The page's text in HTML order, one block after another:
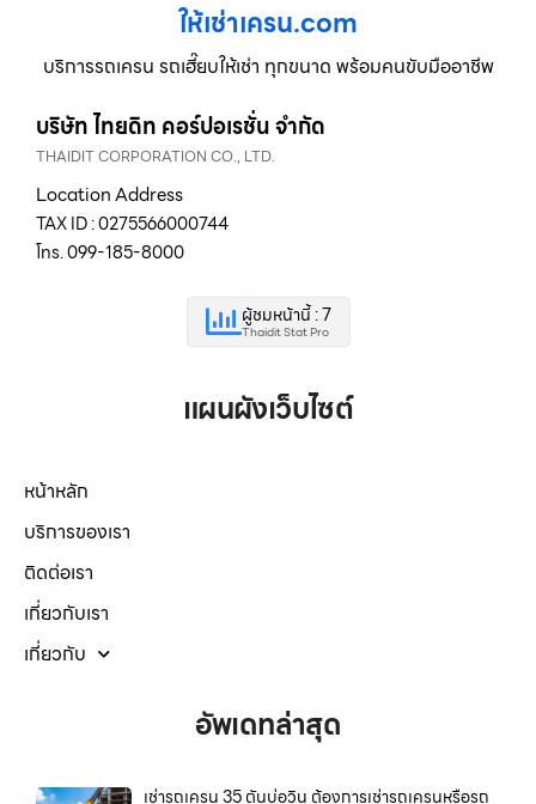
ให้เช่าเครน.com
บริการรถเครน รถเฮี๊ยบให้เช่า ทุกขนาด พร้อมคนขับมืออาชีพ
บริษัท ไทยดิท คอร์ปอเรชั่น จำกัด
THAIDIT CORPORATION CO., LTD.
Location Address
TAX ID : 0275566000744
โทร. 099-185-8000
ผู้ชมหน้านี้ : 7
Thaidit Stat Pro
แผนผังเว็บไซต์
หน้าหลัก
บริการของเรา
ติดต่อเรา
เกี่ยวกับเรา
เกี่ยวกับ
อัพเดทล่าสุด
เช่ารถเครน 35 ตันบ่อวิน ต้องการเช่ารถเครนหรือรถ